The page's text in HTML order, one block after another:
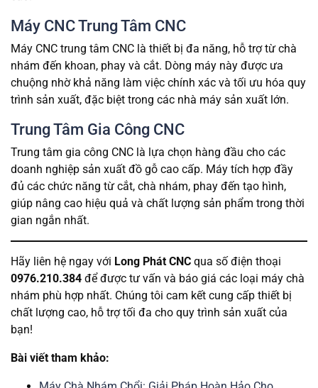
Máy CNC Trung Tâm CNC
Máy CNC trung tâm CNC là thiết bị đa năng, hỗ trợ từ chà
nhám đến khoan, phay và cắt. Dòng máy này được ưa
chuộng nhờ khả năng làm việc chính xác và tối ưu hóa quy
trình sản xuất, đặc biệt trong các nhà máy sản xuất lớn.
Trung Tâm Gia Công CNC
Trung tâm gia công CNC là lựa chọn hàng đầu cho các
doanh nghiệp sản xuất đồ gỗ cao cấp. Máy tích hợp đầy
đủ các chức năng từ cắt, chà nhám, phay đến tạo hình,
giúp nâng cao hiệu quả và chất lượng sản phẩm trong thời
gian ngắn nhất.
Hãy liên hệ ngay với Long Phát CNC qua số điện thoại
0976.210.384 để được tư vấn và báo giá các loại máy chà
nhám phù hợp nhất. Chúng tôi cam kết cung cấp thiết bị
chất lượng cao, hỗ trợ tối đa cho quy trình sản xuất của
bạn!
Bài viết tham khảo: